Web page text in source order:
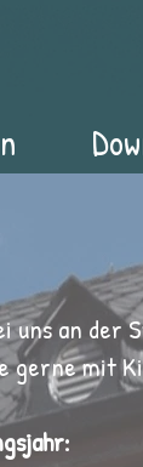
an der
gerne mit